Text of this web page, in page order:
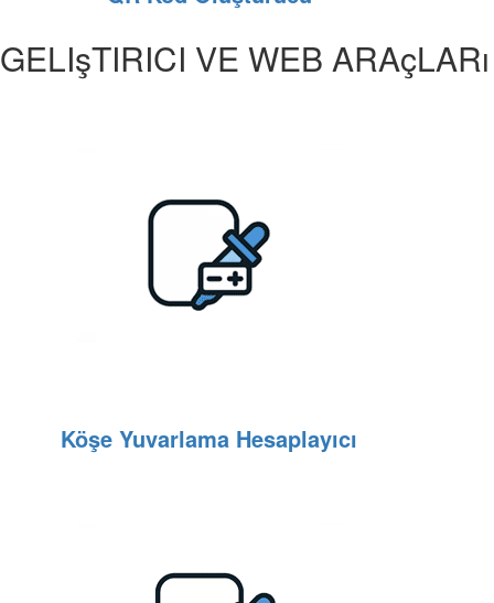
GELIşTIRICI VE WEB ARAçLARı
Köşe Yuvarlama Hesaplayıcı